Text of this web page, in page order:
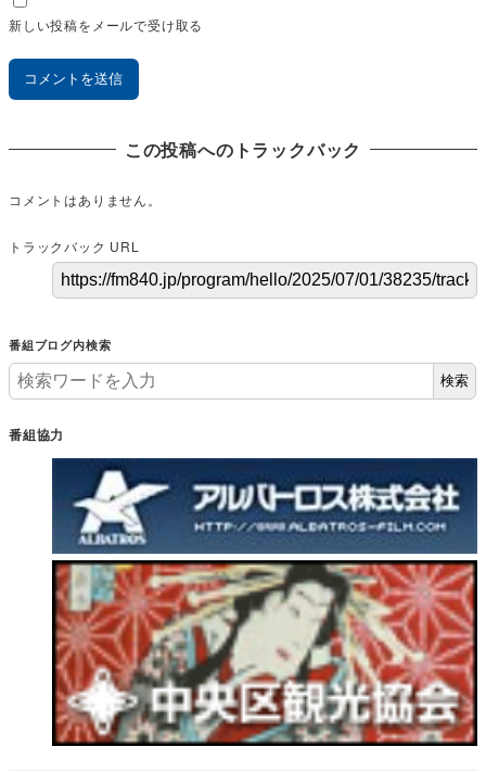
新しい投稿をメールで受け取る
この投稿へのトラックバック
コメントはありません。
トラックバック URL
番組ブログ内検索
検索
番組協力